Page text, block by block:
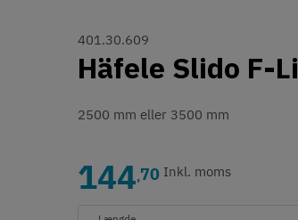
401.30.609
Häfele Slido F-
2500 mm eller 3500 mm
144,70 Inkl. moms